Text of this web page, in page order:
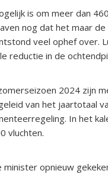
is om meer dan
nog dat het maar
veel ophef over.
reductie in de
2024 zijn
van het jaartotaal
In het
vluchten.
minister opnieuw